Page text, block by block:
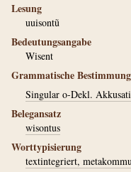
Lesung
uuisontũ
Bedeutungsangabe
Wisent
Grammatische Bestimmung
Singular o-Dekl.
Belegansatz
wisontus
Worttypisierung
textintegriert,